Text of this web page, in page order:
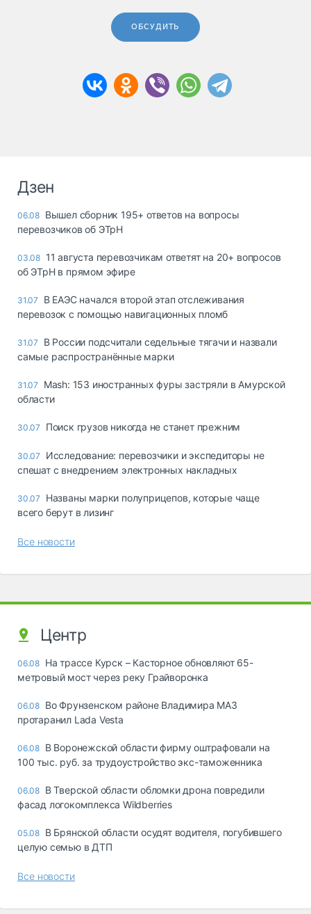
ОБСУДИТЬ
Дзен
06.08 Вышел сборник 195+ ответов на вопросы
перевозчиков об ЭТрН
03.08 11 августа перевозчикам ответят на 20+ вопросов
об ЭТрН в прямом эфире
31.07
В ЕАЭС начался второй этап отслеживания
перевозок с помощью навигационных пломб
31.07
В России подсчитали седельные тягачи и назвали
самые распространённые марки
31.07
Mash: 153 иностранных фуры застряли в Амурской
области
30.07 Поиск грузов никогда не станет прежним
30.07
Исследование: перевозчики и экспедиторы не
спешат с внедрением электронных накладных
30.07
Названы марки полуприцепов, которые чаще
всего берут в лизинг
Все новости
Центр
06.08 На трассе Курск – Касторное обновляют 65-
метровый мост через реку Грайворонка
06.08 Во Фрунзенском районе Владимира МАЗ
протаранил Lada Vesta
06.08 В Воронежской области фирму оштрафовали на
100 тыс. руб. за трудоустройство экс-таможенника
06.08 В Тверской области обломки дрона повредили
фасад логокомплекса Wildberries
05.08 В Брянской области осудят водителя, погубившего
целую семью в ДТП
Все новости